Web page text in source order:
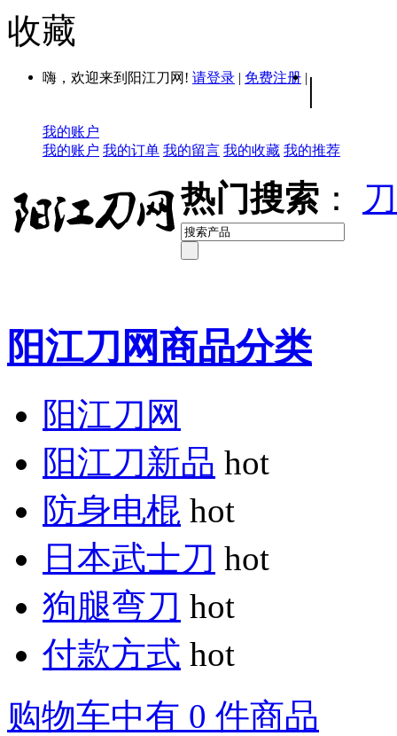
收藏
嗨，欢迎来到阳江刀网! 请登录 | 免费注册 | |
我的账户
我的账户 我的订单 我的留言 我的收藏 我的推荐
热门搜索 ：
阳江刀网商品分类
阳江刀网
阳江刀新品 hot
防身电棍 hot
日本武士刀 hot
狗腿弯刀 hot
付款方式 hot
购物车中有 0 件商品